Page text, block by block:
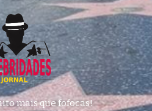
mais que fofocas!